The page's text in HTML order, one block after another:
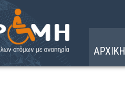
ΑΡΧΙΚΗ